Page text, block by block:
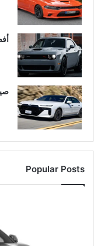
Popular Posts